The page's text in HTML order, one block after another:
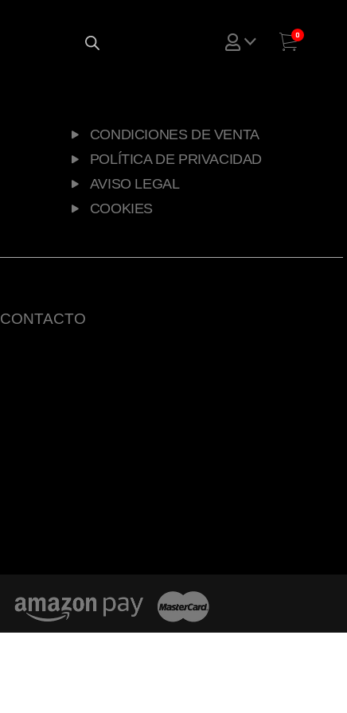
0
CONDICIONES DE VENTA
POLÍTICA DE PRIVACIDAD
AVISO LEGAL
COOKIES
CONTACTO